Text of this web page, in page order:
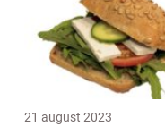
21 august 2023